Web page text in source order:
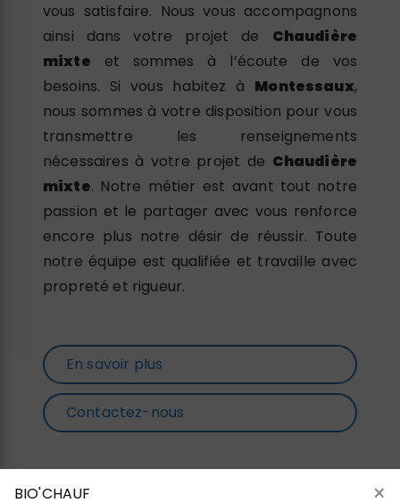
BIO'CHAUF ×
vous satisfaire. Nous vous accompagnons
ainsi dans votre projet de Chaudière
mixte et sommes à l’écoute de vos
besoins. Si vous habitez à Montessaux,
nous sommes à votre disposition pour vous
transmettre les renseignements
nécessaires à votre projet de Chaudière
mixte. Notre métier est avant tout notre
passion et le partager avec vous renforce
encore plus notre désir de réussir. Toute
notre équipe est qualifiée et travaille avec
propreté et rigueur.
En savoir plus
Contactez-nous